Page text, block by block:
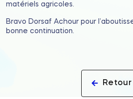
Retour
matériels agricoles.
Bravo Dorsaf Achour pour
bonne continuation.